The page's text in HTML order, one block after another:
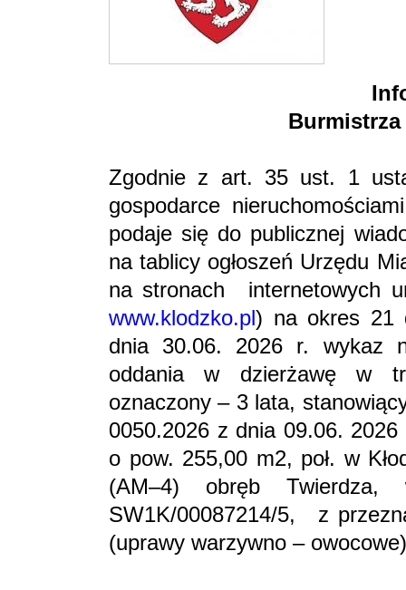
Burmistrza
Zgodnie z art. 35 ust. 1
gospodarce
podaje się do publicznej
na tablicy ogłoszeń Urzędu
na stronach internetowych
www.klodzko.pl) na okres
dnia 30.06. 2026 r. wykaz
oddania w dzierżawę w
oznaczony – 3 lata,
0050.2026 z dnia 09.06.
o pow. 255,00 m2, poł. w
(AM–4) obręb Twierdza,
SW1K/00087214/5, z
(uprawy warzywno –